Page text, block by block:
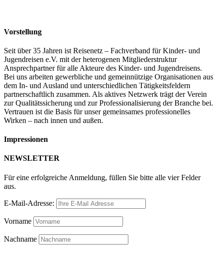
Vorstellung
Seit über 35 Jahren ist Reisenetz – Fachverband für Kinder- und
Jugendreisen e.V. mit der heterogenen Mitgliederstruktur
Ansprechpartner für alle Akteure des Kinder- und Jugendreisens.
Bei uns arbeiten gewerbliche und gemeinnützige Organisationen aus
dem In- und Ausland und unterschiedlichen Tätigkeitsfeldern
partnerschaftlich zusammen. Als aktives Netzwerk trägt der Verein
zur Qualitätssicherung und zur Professionalisierung der Branche bei.
Vertrauen ist die Basis für unser gemeinsames professionelles
Wirken – nach innen und außen.
Impressionen
NEWSLETTER
Für eine erfolgreiche Anmeldung, füllen Sie bitte alle vier Felder
aus.
E-Mail-Adresse:
Vorname
Nachname